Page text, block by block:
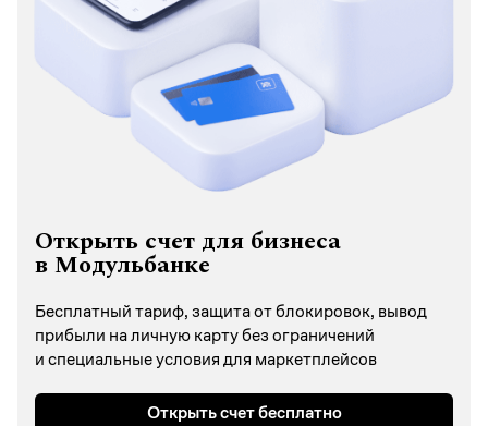
Открыть счет для бизнеса
в Модульбанке
Бесплатный тариф, защита от блокировок, вывод
прибыли на личную карту без ограничений
и специальные условия для маркетплейсов
Открыть счет бесплатно